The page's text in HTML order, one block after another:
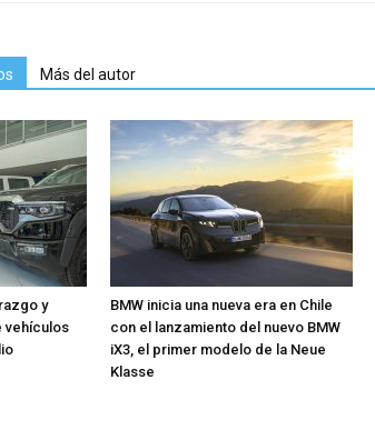
Más del autor
y
vehículos
BMW inicia una nueva era en Chile
con el lanzamiento del nuevo BMW
iX3, el primer modelo de la Neue
Klasse